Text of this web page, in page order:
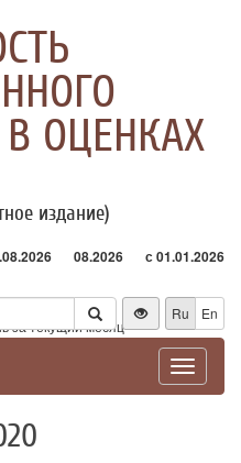
ОЦЕНКАХ
издание)
08.2026 с 01.01.2026
за текущий месяц
Ru En
Toggle